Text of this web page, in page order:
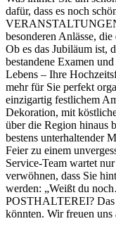
dafür, dass es noch
besonderen Anlässe,
Ob es das Jubiläum ist,
bestandene Examen
Lebens – Ihre
mehr für Sie perfekt
einzigartig festlichem
Dekoration, mit
über die Region hinaus
bestens unterhaltender
Feier zu einem
Service-Team wartet
verwöhnen, dass Sie
werden: „Weißt du
POSTHALTEREI? Das
könnten. Wir freuen uns